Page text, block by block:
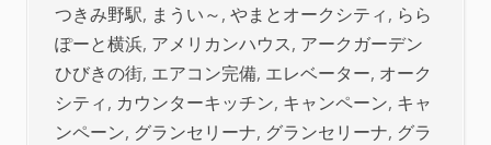
つきみ野駅, まうい～, やまとオークシティ, らら
ぽーと横浜, アメリカンハウス, アークガーデン
ひびきの街, エアコン完備, エレベーター, オーク
シティ, カウンターキッチン, キャンペーン, キャ
ンペーン, グランセリーナ, グランセリーナ, グラ